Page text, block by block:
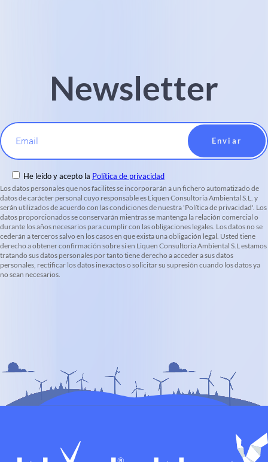
Newsletter
Email
He leído y acepto la Política de privacidad
Los datos personales que nos facilites se incorporarán a un fichero automatizado de
datos de carácter personal cuyo responsable es Liquen Consultoria Ambiental S.L. y
serán utilizados de acuerdo con las condiciones de nuestra 'Política de privacidad'. Los
datos proporcionados se conservarán mientras se mantenga la relación comercial o
durante los años necesarios para cumplir con las obligaciones legales. Los datos no se
cederán a terceros salvo en los casos en que exista una obligación legal. Usted tiene
derecho a obtener confirmación sobre si en Liquen Consultoria Ambiental S.L estamos
tratando sus datos personales por tanto tiene derecho a acceder a sus datos
personales, rectificar los datos inexactos o solicitar su supresión cuando los datos ya
no sean necesarios.